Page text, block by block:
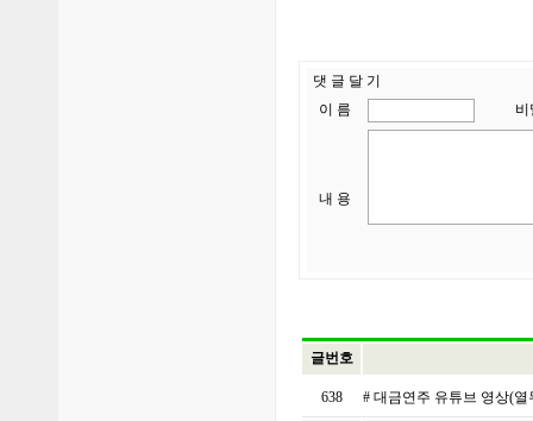
댓 글 달 기
이 름
비
내 용
글번호
638 # 대금연주 유튜브 영상(